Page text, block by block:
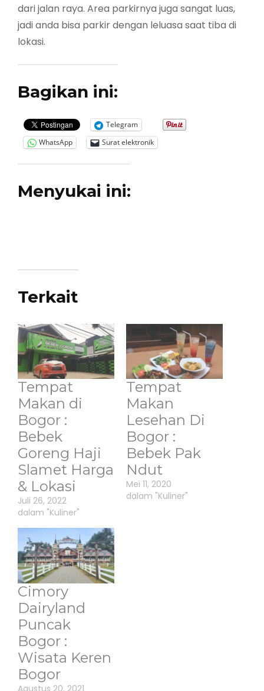
dari jalan raya. Area parkirnya juga sangat luas,
jadi anda bisa parkir dengan leluasa saat tiba di
lokasi.
Bagikan ini:
Telegram
WhatsApp
Surat elektronik
Menyukai ini:
Terkait
Tempat
Makan di
Bogor :
Bebek
Goreng Haji
Slamet Harga
& Lokasi
Juli 26, 2022
dalam "Kuliner"
Tempat
Makan
Lesehan Di
Bogor :
Bebek Pak
Ndut
Mei 11, 2020
dalam "Kuliner"
Cimory
Dairyland
Puncak
Bogor :
Wisata Keren
Bogor
Agustus 20, 2021